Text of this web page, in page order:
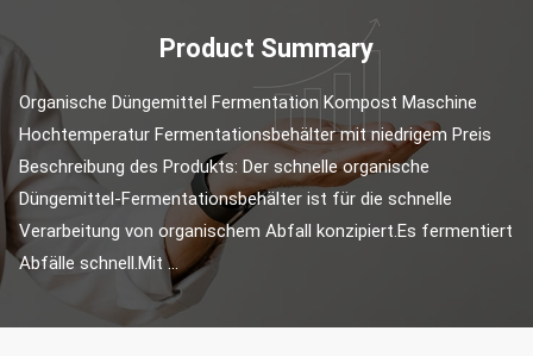
Product Summary
Organische Düngemittel Fermentation Kompost Maschine
Hochtemperatur Fermentationsbehälter mit niedrigem Preis
Beschreibung des Produkts: Der schnelle organische
Düngemittel-Fermentationsbehälter ist für die schnelle
Verarbeitung von organischem Abfall konzipiert.Es fermentiert
Abfälle schnell.Mit ...